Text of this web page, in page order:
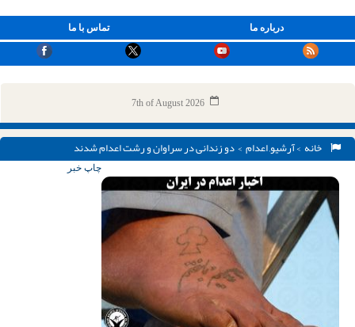
تماس با ما درباره ما
7th of August 2026
خانه >آرشیو,اعدام> دو زندانی در سراوان و رشت اعدام شدند
چاپ خبر